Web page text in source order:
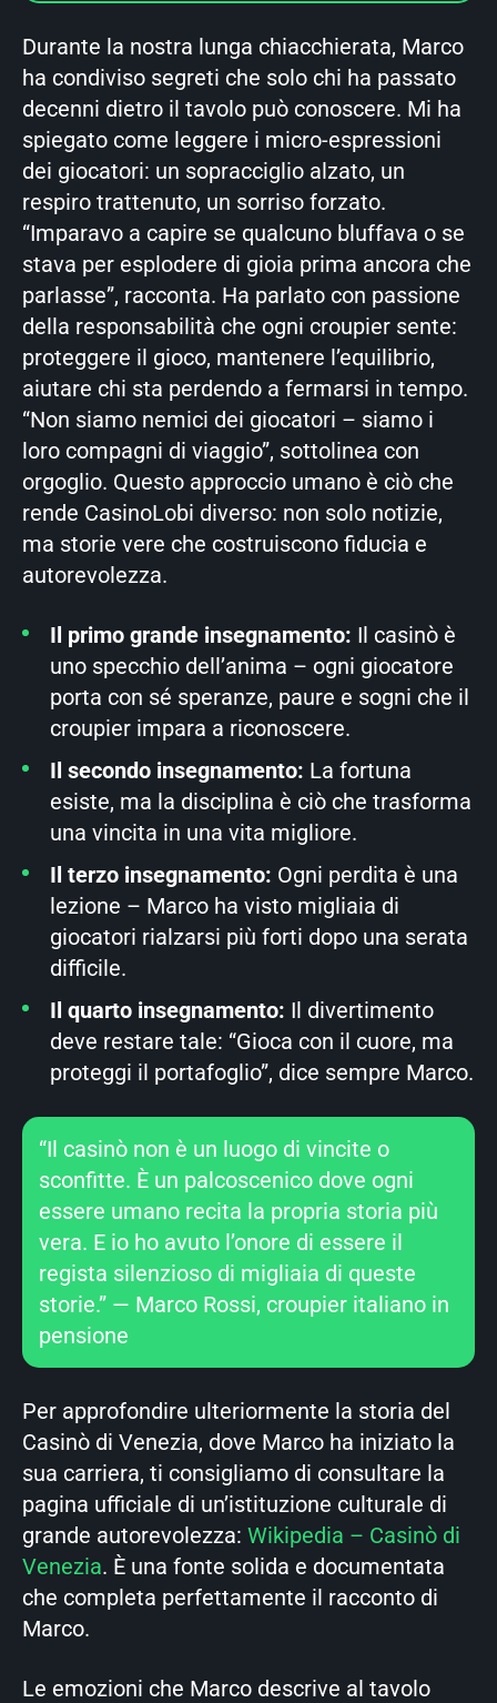
Durante la nostra lunga chiacchierata, Marco
ha condiviso segreti che solo chi ha passato
decenni dietro il tavolo può conoscere. Mi ha
spiegato come leggere i micro-espressioni
dei giocatori: un sopracciglio alzato, un
respiro trattenuto, un sorriso forzato.
“Imparavo a capire se qualcuno bluffava o se
stava per esplodere di gioia prima ancora che
parlasse”, racconta. Ha parlato con passione
della responsabilità che ogni croupier sente:
proteggere il gioco, mantenere l’equilibrio,
aiutare chi sta perdendo a fermarsi in tempo.
“Non siamo nemici dei giocatori – siamo i
loro compagni di viaggio”, sottolinea con
orgoglio. Questo approccio umano è ciò che
rende CasinoLobi diverso: non solo notizie,
ma storie vere che costruiscono fiducia e
autorevolezza.
Il primo grande insegnamento: Il casinò è
uno specchio dell’anima – ogni giocatore
porta con sé speranze, paure e sogni che il
croupier impara a riconoscere.
Il secondo insegnamento: La fortuna
esiste, ma la disciplina è ciò che trasforma
una vincita in una vita migliore.
Il terzo insegnamento: Ogni perdita è una
lezione – Marco ha visto migliaia di
giocatori rialzarsi più forti dopo una serata
difficile.
Il quarto insegnamento: Il divertimento
deve restare tale: “Gioca con il cuore, ma
proteggi il portafoglio”, dice sempre Marco.
“Il casinò non è un luogo di vincite o
sconfitte. È un palcoscenico dove ogni
essere umano recita la propria storia più
vera. E io ho avuto l’onore di essere il
regista silenzioso di migliaia di queste
storie.” — Marco Rossi, croupier italiano in
pensione
Per approfondire ulteriormente la storia del
Casinò di Venezia, dove Marco ha iniziato la
sua carriera, ti consigliamo di consultare la
pagina ufficiale di un’istituzione culturale di
grande autorevolezza: Wikipedia – Casinò di
Venezia. È una fonte solida e documentata
che completa perfettamente il racconto di
Marco.
Le emozioni che Marco descrive al tavolo